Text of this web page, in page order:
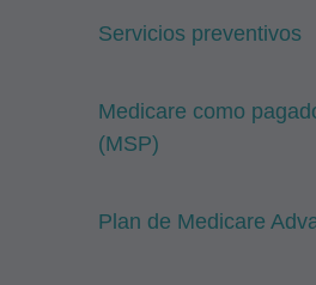
Servicios preventivos
Medicare como
(MSP)
Plan de Medicare